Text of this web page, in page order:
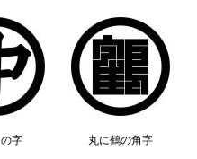
字 丸に鶴の角字